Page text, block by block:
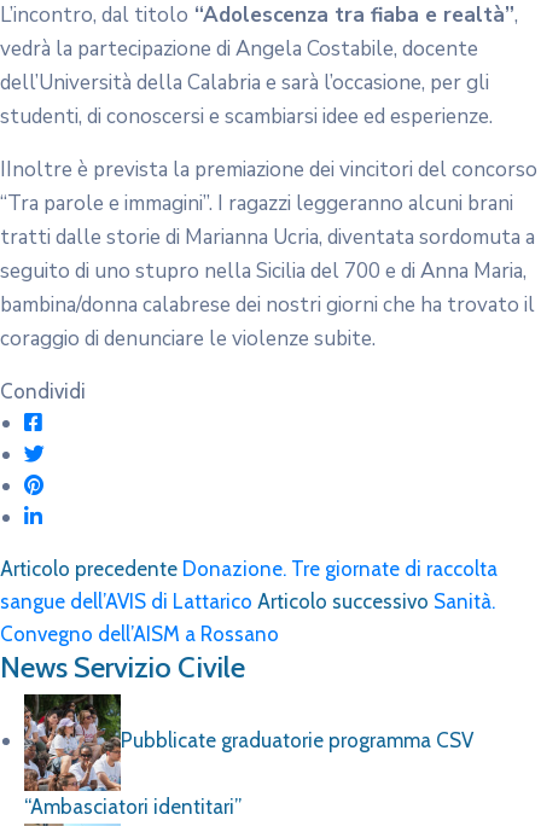
L’incontro, dal titolo “Adolescenza tra fiaba e realtà”,
vedrà la partecipazione di Angela Costabile, docente
dell’Università della Calabria e sarà l’occasione, per gli
studenti, di conoscersi e scambiarsi idee ed esperienze.
IInoltre è prevista la premiazione dei vincitori del concorso
“Tra parole e immagini”. I ragazzi leggeranno alcuni brani
tratti dalle storie di Marianna Ucria, diventata sordomuta a
seguito di uno stupro nella Sicilia del 700 e di Anna Maria,
bambina/donna calabrese dei nostri giorni che ha trovato il
coraggio di denunciare le violenze subite.
Condividi
Articolo precedente Donazione. Tre giornate di raccolta
sangue dell’AVIS di Lattarico Articolo successivo Sanità.
Convegno dell’AISM a Rossano
News Servizio Civile
Pubblicate graduatorie programma CSV
“Ambasciatori identitari”